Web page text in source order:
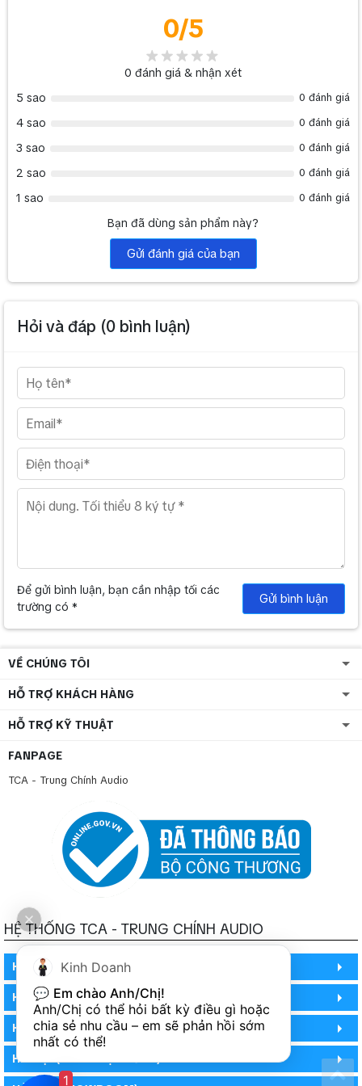
0/5
0 đánh giá & nhận xét
5 sao
0 đánh giá
4 sao 0 đánh giá
3 sao 0 đánh giá
2 sao 0 đánh giá
1 sao 0 đánh giá
Bạn đã dùng sản phẩm này?
Gửi đánh giá của bạn
Hỏi và đáp (0 bình luận)
Để gửi bình luận, bạn cần nhập tối các
trường có *
Gửi bình luận
VỀ CHÚNG TÔI
HỖ TRỢ KHÁCH HÀNG
HỖ TRỢ KỸ THUẬT
FANPAGE
TCA - Trung Chính Audio
HỆ THỐNG TCA - TRUNG CHÍNH AUDIO
HỒ CHÍ MINH
HỒ CHÍ MINH
HỒ CHÍ MINH (PHÒNG BẢO HÀNH)
HÀ NỘI (DEMO HỆ THỐNG)
Kinh Doanh
💬 Em chào Anh/Chị!
Anh/Chị có thể hỏi bất kỳ điều gì hoặc
chia sẻ nhu cầu – em sẽ phản hồi sớm
nhất có thể!
1